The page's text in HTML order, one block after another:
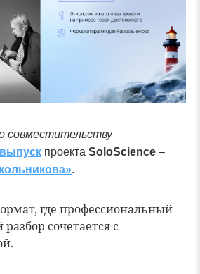
совместительству
выпуск проекта SoloScience –
.
где профессиональный
сочетается с